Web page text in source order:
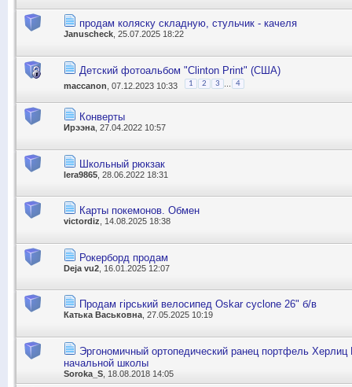
продам коляску складную, стульчик - качеля
Januscheck , 25.07.2025 18:22
Детский фотоальбом "Clinton Print" (США)
maccanon , 07.12.2023 10:33 1 2 3 4
Конверты
Ирээна , 27.04.2022 10:57
Школьный рюкзак
lera9865 , 28.06.2022 18:31
Карты покемонов. Обмен
victordiz , 14.08.2025 18:38
Рокерборд продам
Deja vu2 , 16.01.2025 12:07
Продам гірський велосипед Oskar cyclone 26" б/в
Катька Васьковна , 27.05.2025 10:19
Эргономичный ортопедический ранец портфель
начальной школы
Soroka_S , 18.08.2018 14:05